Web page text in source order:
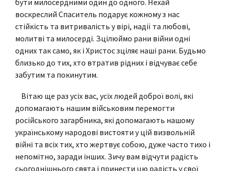
воскреслий Спаситель подарує кожному з нас
стійкість та витривалість у вірі, надії та любові,
молитві та милосерді. Зцілюймо рани війни одні
одних так само, як і Христос зціляє наші рани. Будьмо
близько до тих, хто втратив рідних і відчуває себе
забутим та покинутим.
Вітаю ще раз усіх вас, усіх людей доброї волі, які
допомагають нашим військовим перемогти
російського загарбника, які допомагають нашому
українському народові вистояти у цій визвольній
війні та всіх тих, хто жертвує собою, дуже часто тихо і
непомітно, заради інших. Зичу вам відчути радість
сьогоднішнього свята і принести цю радість у свої